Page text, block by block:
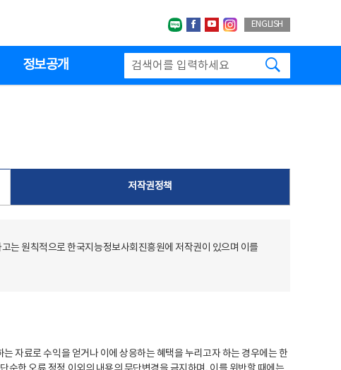
네이버블로그
페이스북
유투브인스타그랩
ENGLISH
정보공개
저작권정책
는 원칙적으로 한국지능정보사회진흥원에 저작권이 있으며 이를
자료로 수익을 얻거나 이에 상응하는 혜택을 누리고자 하는 경우에는 한